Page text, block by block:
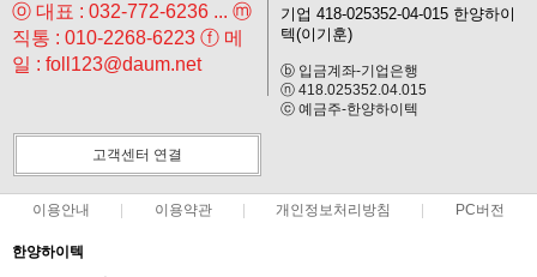
ⓞ 대표 : 032-772-6236 ... ⓜ
직통 : 010-2268-6223 ⓕ 메
일 : foll123@daum.net
기업 418-025352-04-015 한양하이
텍(이기훈)
ⓑ 입금계좌-기업은행
ⓝ 418.025352.04.015
ⓒ 예금주-한양하이텍
고객센터 연결
이용안내 이용약관 개인정보처리방침 PC버전
한양하이텍